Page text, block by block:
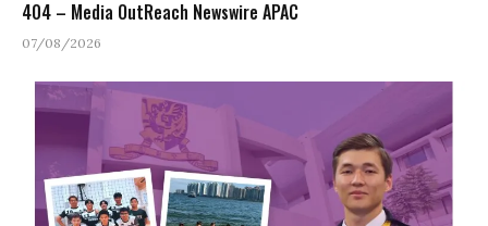
404 – Media OutReach Newswire APAC
07/08/2026